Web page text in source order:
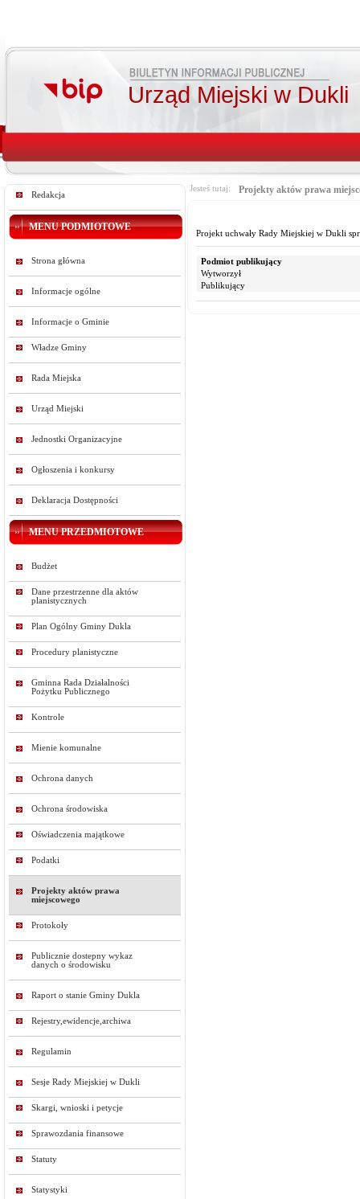
Urząd Miejski w Dukli
Redakcja
MENU PODMIOTOWE
Strona główna
Informacje ogólne
Informacje o Gminie
Władze Gminy
Rada Miejska
Urząd Miejski
Jednostki Organizacyjne
Ogłoszenia i konkursy
Deklaracja Dostępności
MENU PRZEDMIOTOWE
Budżet
Dane przestrzenne dla aktów
planistycznych
Plan Ogólny Gminy Dukla
Procedury planistyczne
Gminna Rada Działalności
Pożytku Publicznego
Kontrole
Mienie komunalne
Ochrona danych
Ochrona środowiska
Oświadczenia majątkowe
Podatki
Projekty aktów prawa
miejscowego
Protokoły
Publicznie dostepny wykaz
danych o środowisku
Raport o stanie Gminy Dukla
Rejestry,ewidencje,archiwa
Regulamin
Sesje Rady Miejskiej w Dukli
Skargi, wnioski i petycje
Sprawozdania finansowe
Statuty
Statystyki
Jesteś tutaj: Projekty aktów prawa
Projekt uchwały Rady Miejskiej w Dukli
Podmiot publikujący
Wytworzył
Publikujący